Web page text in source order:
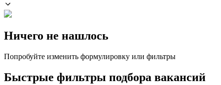
Ничего не нашлось
Попробуйте изменить формулировку или фильтры
Быстрые фильтры подбора вакансий